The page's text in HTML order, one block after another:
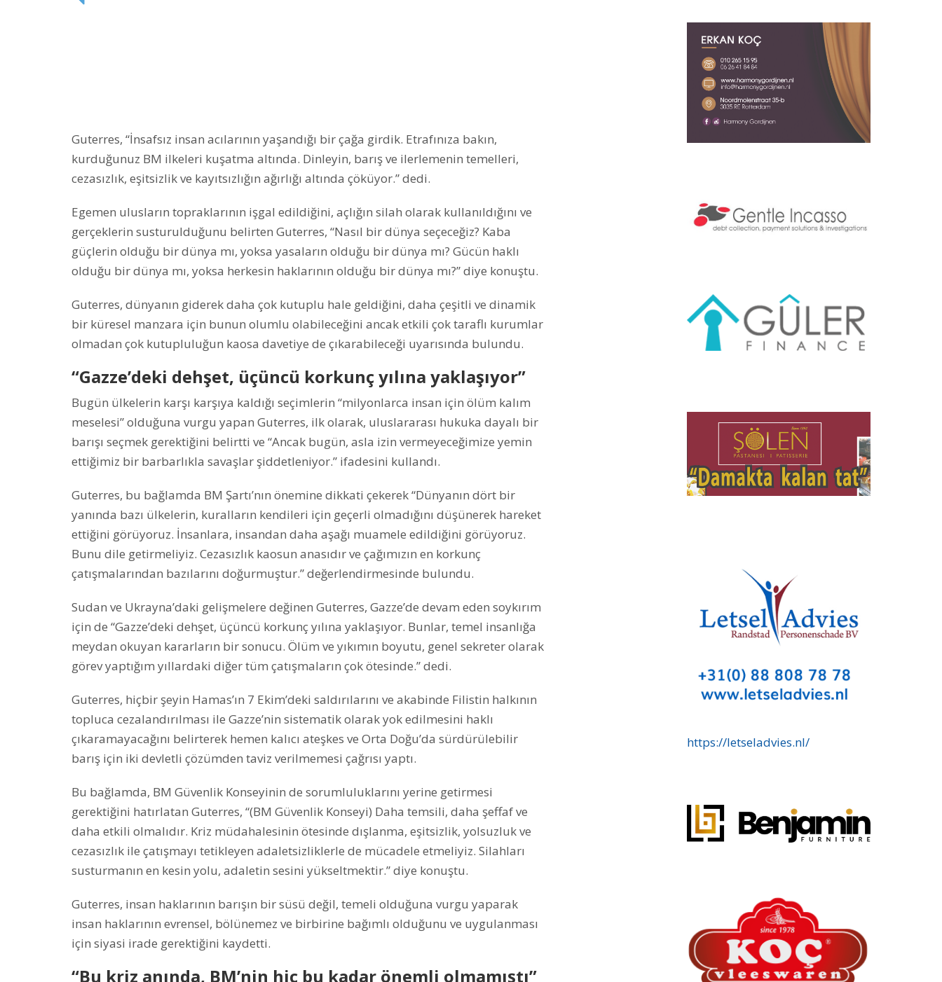
Guterres, “İnsafsız insan acılarının yaşandığı bir çağa girdik. Etrafınıza bakın,
kurduğunuz BM ilkeleri kuşatma altında. Dinleyin, barış ve ilerlemenin temelleri,
cezasızlık, eşitsizlik ve kayıtsızlığın ağırlığı altında çöküyor.” dedi.
Egemen ulusların topraklarının işgal edildiğini, açlığın silah olarak kullanıldığını ve
gerçeklerin susturulduğunu belirten Guterres, “Nasıl bir dünya seçeceğiz? Kaba
güçlerin olduğu bir dünya mı, yoksa yasaların olduğu bir dünya mı? Gücün haklı
olduğu bir dünya mı, yoksa herkesin haklarının olduğu bir dünya mı?” diye konuştu.
Guterres, dünyanın giderek daha çok kutuplu hale geldiğini, daha çeşitli ve dinamik
bir küresel manzara için bunun olumlu olabileceğini ancak etkili çok taraflı kurumlar
olmadan çok kutupluluğun kaosa davetiye de çıkarabileceği uyarısında bulundu.
“Gazze’deki dehşet, üçüncü korkunç yılına yaklaşıyor”
Bugün ülkelerin karşı karşıya kaldığı seçimlerin “milyonlarca insan için ölüm kalım
meselesi” olduğuna vurgu yapan Guterres, ilk olarak, uluslararası hukuka dayalı bir
barışı seçmek gerektiğini belirtti ve “Ancak bugün, asla izin vermeyeceğimize yemin
ettiğimiz bir barbarlıkla savaşlar şiddetleniyor.” ifadesini kullandı.
Guterres, bu bağlamda BM Şartı’nın önemine dikkati çekerek “Dünyanın dört bir
yanında bazı ülkelerin, kuralların kendileri için geçerli olmadığını düşünerek hareket
ettiğini görüyoruz. İnsanlara, insandan daha aşağı muamele edildiğini görüyoruz.
Bunu dile getirmeliyiz. Cezasızlık kaosun anasıdır ve çağımızın en korkunç
çatışmalarından bazılarını doğurmuştur.” değerlendirmesinde bulundu.
Sudan ve Ukrayna’daki gelişmelere değinen Guterres, Gazze’de devam eden soykırım
için de “Gazze’deki dehşet, üçüncü korkunç yılına yaklaşıyor. Bunlar, temel insanlığa
meydan okuyan kararların bir sonucu. Ölüm ve yıkımın boyutu, genel sekreter olarak
görev yaptığım yıllardaki diğer tüm çatışmaların çok ötesinde.” dedi.
Guterres, hiçbir şeyin Hamas’ın 7 Ekim’deki saldırılarını ve akabinde Filistin halkının
topluca cezalandırılması ile Gazze’nin sistematik olarak yok edilmesini haklı
çıkaramayacağını belirterek hemen kalıcı ateşkes ve Orta Doğu’da sürdürülebilir
barış için iki devletli çözümden taviz verilmemesi çağrısı yaptı.
Bu bağlamda, BM Güvenlik Konseyinin de sorumluluklarını yerine getirmesi
gerektiğini hatırlatan Guterres, “(BM Güvenlik Konseyi) Daha temsili, daha şeffaf ve
daha etkili olmalıdır. Kriz müdahalesinin ötesinde dışlanma, eşitsizlik, yolsuzluk ve
cezasızlık ile çatışmayı tetikleyen adaletsizliklerle de mücadele etmeliyiz. Silahları
susturmanın en kesin yolu, adaletin sesini yükseltmektir.” diye konuştu.
Guterres, insan haklarının barışın bir süsü değil, temeli olduğuna vurgu yaparak
insan haklarının evrensel, bölünemez ve birbirine bağımlı olduğunu ve uygulanması
için siyasi irade gerektiğini kaydetti.
“Bu kriz anında, BM’nin hiç bu kadar önemli olmamıştı”
https://letseladvies.nl/